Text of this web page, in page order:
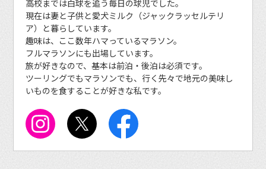
高校までは白球を追う毎日の球児でした。
現在は妻と子供と愛犬ミルク（ジャックラッセルテリ
ア）と暮らしています。
趣味は、ここ数年ハマっているマラソン。
フルマラソンにも出場しています。
旅が好きなので、基本は前泊・後泊は必須です。
ツーリングでもマラソンでも、行く先々で地元の美味し
いものを食することが好きな私です。